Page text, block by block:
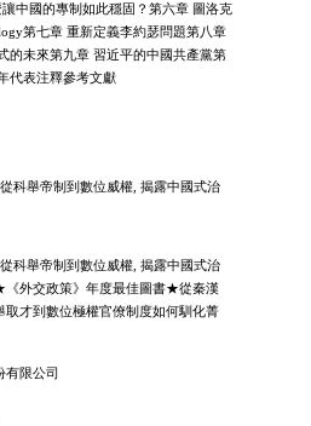
中國的專制如此穩固？第六章 圖洛克
第七章 重新定義李約瑟問題第八章
的未來第九章 習近平的中國共產黨第
代表注釋參考文獻
科舉帝制到數位威權, 揭露中國式治
科舉帝制到數位威權, 揭露中國式治
外交政策》年度最佳圖書★從秦漢
取才到數位極權官僚制度如何馴化菁
有限公司